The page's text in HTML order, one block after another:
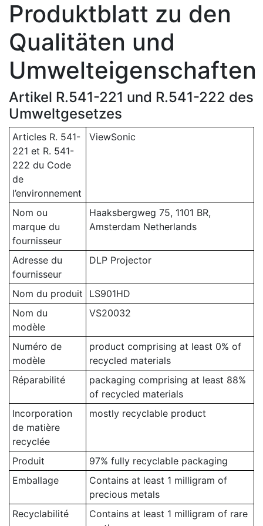
Produktblatt zu den
Qualitäten und
Umwelteigenschaften
Artikel R.541-221 und R.541-222 des
Umweltgesetzes
Articles R. 541-
221 et R. 541-
222 du Code
de
l’environnement
ViewSonic
Nom ou
marque du
fournisseur
Haaksbergweg 75, 1101 BR,
Amsterdam Netherlands
Adresse du
fournisseur
DLP Projector
Nom du produit
LS901HD
Nom du
modèle
VS20032
Numéro de
modèle
product comprising at least 0% of
recycled materials
Réparabilité
packaging comprising at least 88%
of recycled materials
Incorporation
de matière
recyclée
mostly recyclable product
Produit
97% fully recyclable packaging
Emballage
Contains at least 1 milligram of
precious metals
Recyclabilité
Contains at least 1 milligram of rare